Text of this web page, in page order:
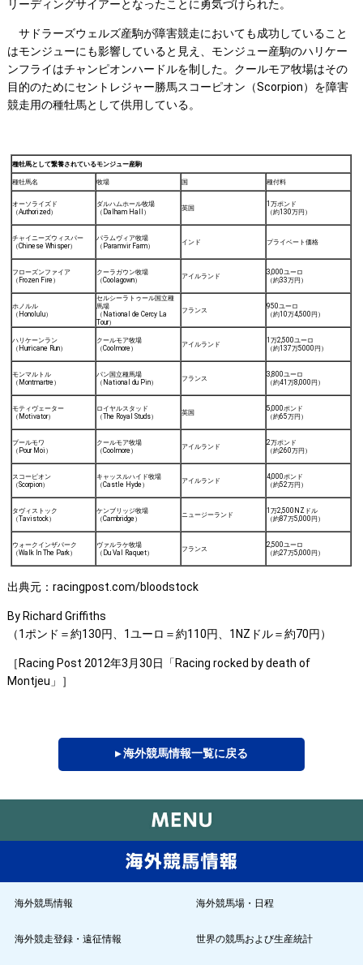
リーディングサイアーとなったことに勇気づけられた。
サドラーズウェルズ産駒が障害競走においても成功していること
はモンジューにも影響していると見え、モンジュー産駒のハリケー
ンフライはチャンピオンハードルを制した。クールモア牧場はその
目的のためにセントレジャー勝馬スコーピオン（Scorpion）を障害
競走用の種牡馬として供用している。
種牡馬として繋養されているモンジュー産駒
種牡馬名 牧場 国 種付料
オーソライズド
（Authorized）
ダルハムホール牧場
（Dalham Hall）
英国
1万ポンド
（約130万円）
チャイニーズウィスパー
（Chinese Whisper）
パラムヴィア牧場
（Paramvir Farm）
インド プライベート価格
フローズンファイア
（Frozen Fire）
クーラガウン牧場
（Coolagown）
アイルランド
3,000ユーロ
（約33万円）
ホノルル
（Honolulu）
セルシーラトゥール国立種
馬場
（National de Cercy La
Tour）
フランス
950ユーロ
（約10万4,500円）
ハリケーンラン
（Hurricane Run）
クールモア牧場
（Coolmore）
アイルランド
1万2,500ユーロ
（約137万5000円）
モンマルトル
（Montmartre）
パン国立種馬場
（National du Pin）
フランス
3,800ユーロ
（約41万8,000円）
モティヴェーター
（Motivator）
ロイヤルスタッド
（The Royal Studs）
英国
5,000ポンド
（約65万円）
プールモワ
（Pour Moi）
クールモア牧場
（Coolmore）
アイルランド
2万ポンド
（約260万円）
スコーピオン
（Scorpion）
キャッスルハイド牧場
（Castle Hyde）
アイルランド
4,000ポンド
（約52万円）
タヴィストック
（Tavistock）
ケンブリッジ牧場
（Cambridge）
ニュージーランド
1万2,500NZドル
（約87万5,000円）
ウォークインザパーク
（Walk In The Park）
ヴァルラケ牧場
（Du Val Raquet）
フランス
2,500ユーロ
（約27万5,000円）
出典元：racingpost.com/bloodstock
By Richard Griffiths
（1ポンド＝約130円、1ユーロ＝約110円、1NZドル＝約70円）
［Racing Post 2012年3月30日「Racing rocked by death of
Montjeu」］
▸ 海外競馬情報一覧に戻る
海外競馬情報 海外競馬場・日程
海外競走登録・遠征情報 世界の競馬および生産統計